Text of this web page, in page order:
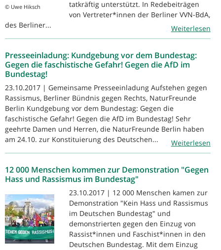
© Uwe Hiksch
tatkräftig unterstützt. In Redebeiträgen
von Vertreter*innen der Berliner VVN-BdA,
des Berliner...
Weiterlesen
Presseeinladung: Kundgebung vor dem Bundestag:
Gegen die faschistische Gefahr! Gegen die AfD im
Bundestag!
23.10.2017 | Gemeinsame Presseeinladung Aufstehen gegen
Rassismus, Berliner Bündnis gegen Rechts, NaturFreunde
Berlin Kundgebung vor dem Bundestag: Gegen die
faschistische Gefahr! Gegen die AfD im Bundestag! Sehr
geehrte Damen und Herren, die NaturFreunde Berlin haben
am 24.10. zur Konstituierung des Deutschen...
Weiterlesen
12 000 Menschen kommen zur Demonstration "Gegen
Hass und Rassismus im Bundestag"
23.10.2017 | 12 000 Menschen kamen zur
Demonstration "Kein Hass und Rassismus
im Deutschen Bundestag" und
demonstrierten gegen den Einzug von
Rassist*innen und Faschist*innen in den
Deutschen Bundestag. Mit dem Einzug